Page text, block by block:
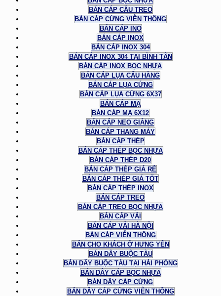
BÁN CÁP CẦU TREO
BÁN CÁP CỨNG VIỄN THÔNG
BÁN CÁP INO
BÁN CÁP INOX
BÁN CÁP INOX 304
BÁN CÁP INOX 304 TẠI BÌNH TÂN
BÁN CÁP INOX BỌC NHỰA
BÁN CÁP LỤA CẨU HÀNG
BÁN CÁP LỤA CỨNG
BÁN CÁP LỤA CỨNG 6X37
BÁN CÁP MẠ
BÁN CÁP MẠ 6X12
BÁN CÁP NEO GIẰNG
BÁN CÁP THANG MÁY
BÁN CÁP THÉP
BÁN CÁP THÉP BỌC NHỰA
BÁN CÁP THÉP D20
BÁN CÁP THÉP GIÁ RẺ
BÁN CÁP THÉP GIÁ TỐT
BÁN CÁP THÉP INOX
BÁN CÁP TREO
BÁN CÁP TREO BỌC NHỰA
BÁN CÁP VẢI
BÁN CÁP VẢI HÀ NỘI
BÁN CÁP VIỄN THÔNG
BÁN CHO KHÁCH Ở HƯNG YÊN
BÁN DÂY BUỘC TÀU
BÁN DÂY BUỘC TÀU TẠI HẢI PHÒNG
BÁN DÂY CÁP BỌC NHỰA
BÁN DÂY CÁP CỨNG
BÁN DÂY CÁP CỨNG VIỄN THÔNG